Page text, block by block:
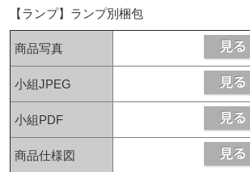
【ランプ】ランプ別梱包
商品写真
小組JPEG
小組PDF
商品仕様図